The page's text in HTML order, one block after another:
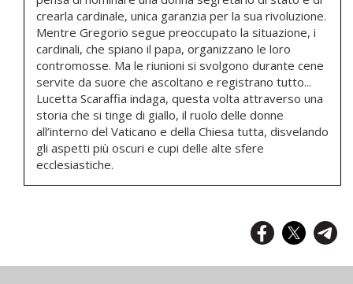
crearla cardinale, unica garanzia per la sua rivoluzione.
Mentre Gregorio segue preoccupato la situazione, i
cardinali, che spiano il papa, organizzano le loro
contromosse. Ma le riunioni si svolgono durante cene
servite da suore che ascoltano e registrano tutto...
Lucetta Scaraffia indaga, questa volta attraverso una
storia che si tinge di giallo, il ruolo delle donne
all’interno del Vaticano e della Chiesa tutta, disvelando
gli aspetti più oscuri e cupi delle alte sfere
ecclesiastiche.